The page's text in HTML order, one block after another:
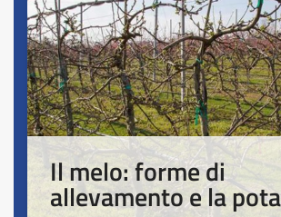
Il melo: forme di
allevamento e la